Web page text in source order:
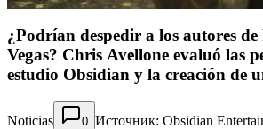
¿Podrían despedir a los autores
Vegas? Chris Avellone evaluó las
estudio Obsidian y la creación de
Noticias 0 Источник: Obsidian